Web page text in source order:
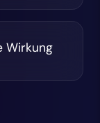
Wirkung